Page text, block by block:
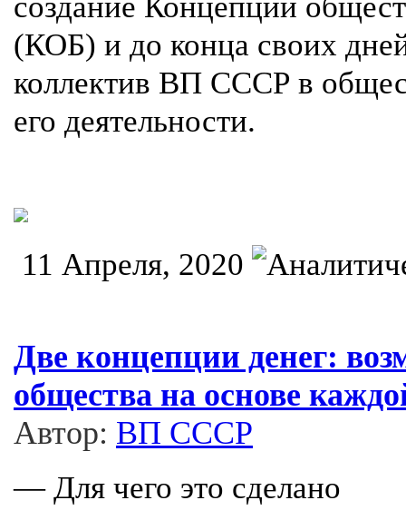
(КОБ) и до конца своих
коллектив ВП СССР в
его деятельности.
11 Апреля, 2020
Две концепции денег:
общества на основе
Автор: ВП СССР
— Для чего это сделано